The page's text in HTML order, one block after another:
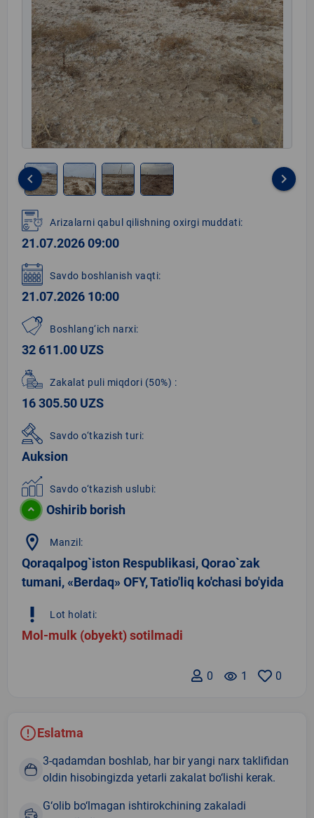
1
of
4
keyboard_arrow_left keyboard_arrow_right
Arizalarni qabul qilishning oxirgi muddati:
21.07.2026 09:00
Savdo boshlanish vaqti:
21.07.2026 10:00
Boshlang‘ich narxi:
32 611.00 UZS
Zakalat puli miqdori (50%) :
16 305.50 UZS
Savdo o‘tkazish turi:
Auksion
Savdo o‘tkazish uslubi:
Oshirib borish
location_on Manzil:
Qoraqalpog`iston Respublikasi, Qorao`zak
tumani, «Berdaq» OFY, Tatio'liq ko'chasi bo'yida
priority_high Lot holati:
Mol-mulk (obyekt) sotilmadi
0
remove_red_eye 1
0
Eslatma
3-qadamdan boshlab, har bir yangi narx taklifidan
oldin hisobingizda yetarli zakalat bo‘lishi kerak.
G‘olib bo‘lmagan ishtirokchining zakaladi